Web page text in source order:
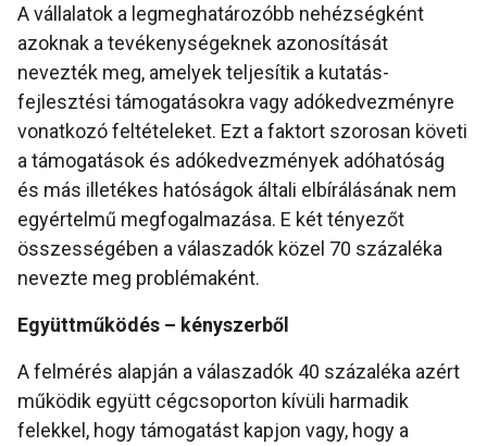
A vállalatok a legmeghatározóbb nehézségként
azoknak a tevékenységeknek azonosítását
nevezték meg, amelyek teljesítik a kutatás-
fejlesztési támogatásokra vagy adókedvezményre
vonatkozó feltételeket. Ezt a faktort szorosan követi
a támogatások és adókedvezmények adóhatóság
és más illetékes hatóságok általi elbírálásának nem
egyértelmű megfogalmazása. E két tényezőt
összességében a válaszadók közel 70 százaléka
nevezte meg problémaként.
Együttműködés – kényszerből
A felmérés alapján a válaszadók 40 százaléka azért
működik együtt cégcsoporton kívüli harmadik
felekkel, hogy támogatást kapjon vagy, hogy a